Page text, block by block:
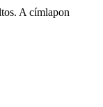
A címlapon